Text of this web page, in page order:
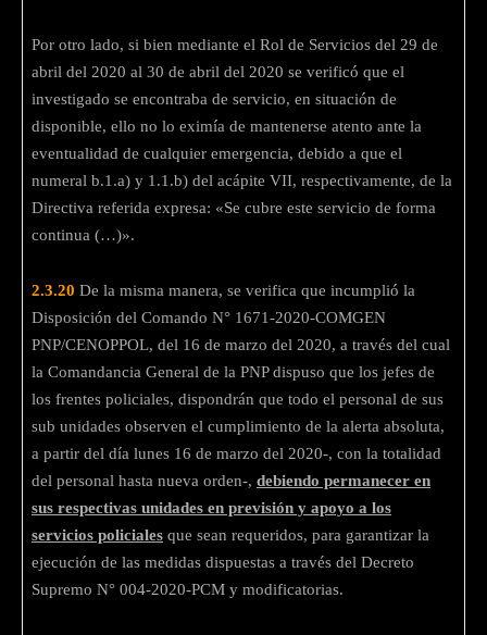
Por otro lado, si bien mediante el Rol de Servicios del 29 de
abril del 2020 al 30 de abril del 2020 se verificó que el
investigado se encontraba de servicio, en situación de
disponible, ello no lo eximía de mantenerse atento ante la
eventualidad de cualquier emergencia, debido a que el
numeral b.1.a) y 1.1.b) del acápite VII, respectivamente, de la
Directiva referida expresa: «Se cubre este servicio de forma
continua (…)».
2.3.20 De la misma manera, se verifica que incumplió la
Disposición del Comando N° 1671-2020-COMGEN
PNP/CENOPPOL, del 16 de marzo del 2020, a través del cual
la Comandancia General de la PNP dispuso que los jefes de
los frentes policiales, dispondrán que todo el personal de sus
sub unidades observen el cumplimiento de la alerta absoluta,
a partir del día lunes 16 de marzo del 2020-, con la totalidad
del personal hasta nueva orden-, debiendo permanecer en
sus respectivas unidades en previsión y apoyo a los
servicios policiales que sean requeridos, para garantizar la
ejecución de las medidas dispuestas a través del Decreto
Supremo N° 004-2020-PCM y modificatorias.